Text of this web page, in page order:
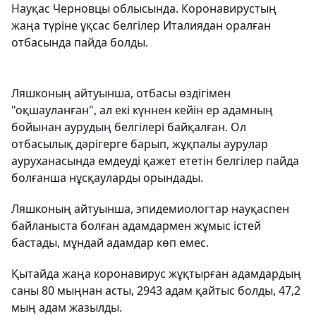
Науқас Черновцы облысында. Коронавирустың
жаңа түріне ұқсас белгілер Италиядан оралған
отбасында пайда болды.
Ляшконың айтуынша, отбасы өздігімен
"оқшауланған", ал екі күннен кейін ер адамның
бойынан аурудың белгілері байқалған. Ол
отбасылық дәрігерге барып, жұқпалы аурулар
ауруханасында емдеуді қажет ететін белгілер пайда
болғанша нұсқауларды орындады.
Ляшконың айтуынша, эпидемиологтар науқаспен
байланыста болған адамдармен жұмыс істей
бастады, мұндай адамдар көп емес.
Қытайда жаңа коронавирус жұқтырған адамдардың
саны 80 мыңнан асты, 2943 адам қайтыс болды, 47,2
мың адам жазылды.